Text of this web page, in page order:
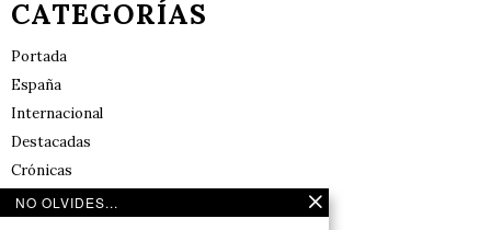
CATEGORÍAS
Portada
España
Internacional
Destacadas
Crónicas
Noticias de deportes en España
NO OLVIDES...